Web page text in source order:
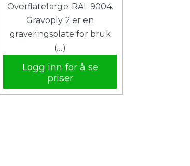
Overflatefarge: RAL 9004.
Gravoply 2 er en
graveringsplate for bruk
(…)
Logg inn for å se
priser